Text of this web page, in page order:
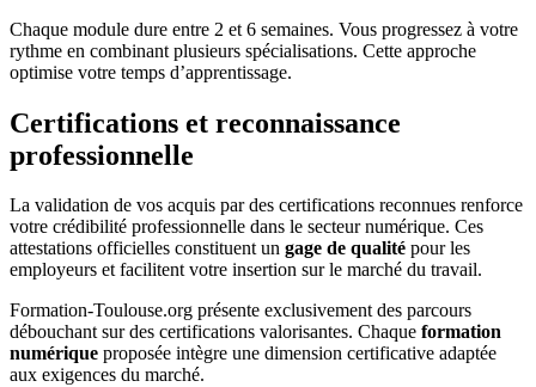
Chaque module dure entre 2 et 6 semaines. Vous progressez à votre
rythme en combinant plusieurs spécialisations. Cette approche
optimise votre temps d’apprentissage.
Certifications et reconnaissance
professionnelle
La validation de vos acquis par des certifications reconnues renforce
votre crédibilité professionnelle dans le secteur numérique. Ces
attestations officielles constituent un gage de qualité pour les
employeurs et facilitent votre insertion sur le marché du travail.
Formation-Toulouse.org présente exclusivement des parcours
débouchant sur des certifications valorisantes. Chaque formation
numérique proposée intègre une dimension certificative adaptée
aux exigences du marché.